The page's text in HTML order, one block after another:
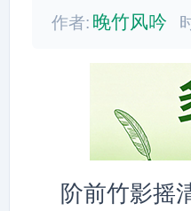
作者: 晚竹风吟
阶前竹影摇